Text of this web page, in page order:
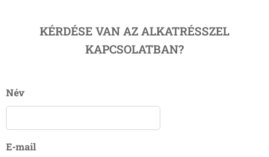
KÉRDÉSE VAN AZ ALKATRÉSSZEL
KAPCSOLATBAN?
Név
E-mail